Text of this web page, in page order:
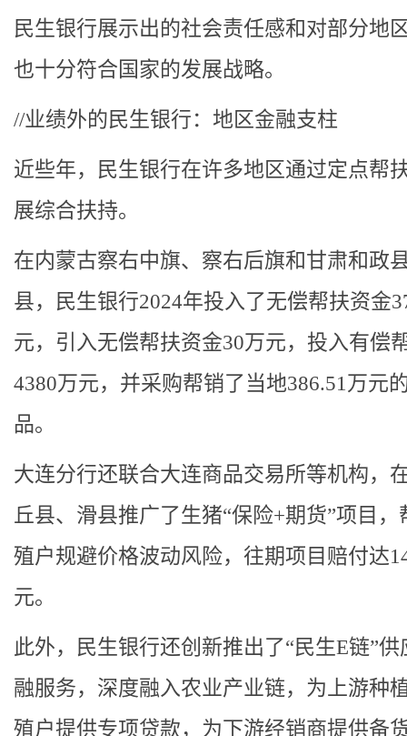
民生银行展示出的社会责任感和对部分地
也十分符合国家的发展战略。
//业绩外的民生银行：地区金融支柱
近些年，民生银行在许多地区通过定点帮
展综合扶持。
在内蒙古察右中旗、察右后旗和甘肃和政
县，民生银行2024年投入了无偿帮扶资金
元，引入无偿帮扶资金30万元，投入有偿
4380万元，并采购帮销了当地386.51万元
品。
大连分行还联合大连商品交易所等机构，
丘县、滑县推广了生猪“保险+期货”项目，
殖户规避价格波动风险，往期项目赔付达
元。
此外，民生银行还创新推出了“民生E链”供
融服务，深度融入农业产业链，为上游种
殖户提供专项贷款，为下游经销商提供备